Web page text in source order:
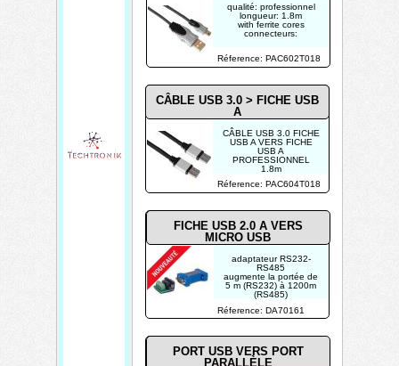
CÂBLE USB 3.0 > FICHE USB
A
Réference: PAC602T018
Réference: PAC604T018
qualité: professionnel
longueur: 1.8m
with ferrite cores
connecteurs:
CÂBLE USB 3.0 FICHE
USB A VERS FICHE
USB A
PROFESSIONNEL
1.8m
PORT USB VERS PORT
PARALLÈLE
FICHE USB 2.0 A VERS
MICRO USB
adaptateur RS232-
RS485
augmente la portée de
5 m (RS232) à 1200m
(RS485)
Réference: DA70161